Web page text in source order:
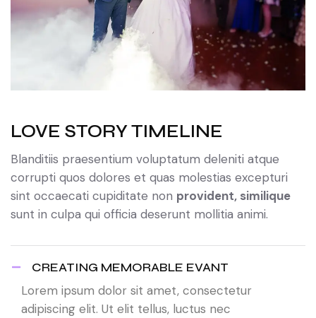
LOVE STORY TIMELINE
Blanditiis praesentium voluptatum deleniti atque
corrupti quos dolores et quas molestias excepturi
sint occaecati cupiditate non provident, similique
sunt in culpa qui officia deserunt mollitia animi.
CREATING MEMORABLE EVANT
Lorem ipsum dolor sit amet, consectetur
adipiscing elit. Ut elit tellus, luctus nec